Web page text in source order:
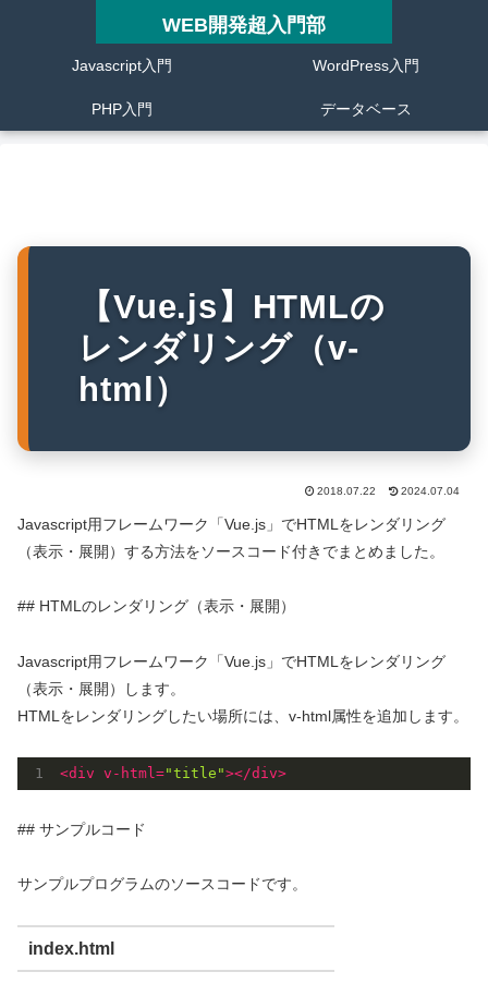
WEB開発超入門部
Javascript入門 WordPress入門
PHP入門 データベース
【Vue.js】HTMLの
レンダリング（v-
html）
2018.07.22 2024.07.04
Javascript用フレームワーク「Vue.js」でHTMLをレンダリング
（表示・展開）する方法をソースコード付きでまとめました。
## HTMLのレンダリング（表示・展開）
Javascript用フレームワーク「Vue.js」でHTMLをレンダリング
（表示・展開）します。
HTMLをレンダリングしたい場所には、v-html属性を追加します。
<div v-html="title"></div>
## サンプルコード
サンプルプログラムのソースコードです。
index.html